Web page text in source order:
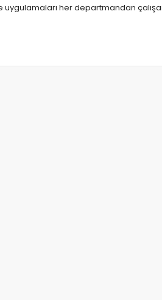
her departmandan